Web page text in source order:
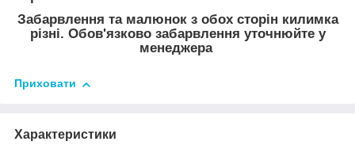
Забарвлення та малюнок з обох сторін килимка
різні. Обов'язково забарвлення уточнюйте у
менеджера
Приховати
Характеристики